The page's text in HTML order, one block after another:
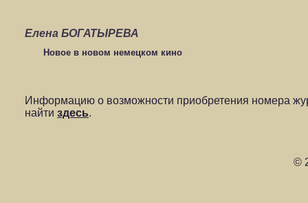
Елена БОГАТЫРЕВА
Новое в новом немецком кино
Информацию о возможности приобретения номера
найти здесь.
©